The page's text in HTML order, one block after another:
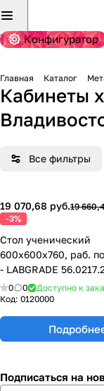
Конфигуратор
Главная Каталог
Кабинеты
Все фильтры
19 070,68 руб.19
-3%
Стол ученический
600х600х760, раб.
- LABGRADE
0 0
Доступно к
Код: 0120000
Подписаться на